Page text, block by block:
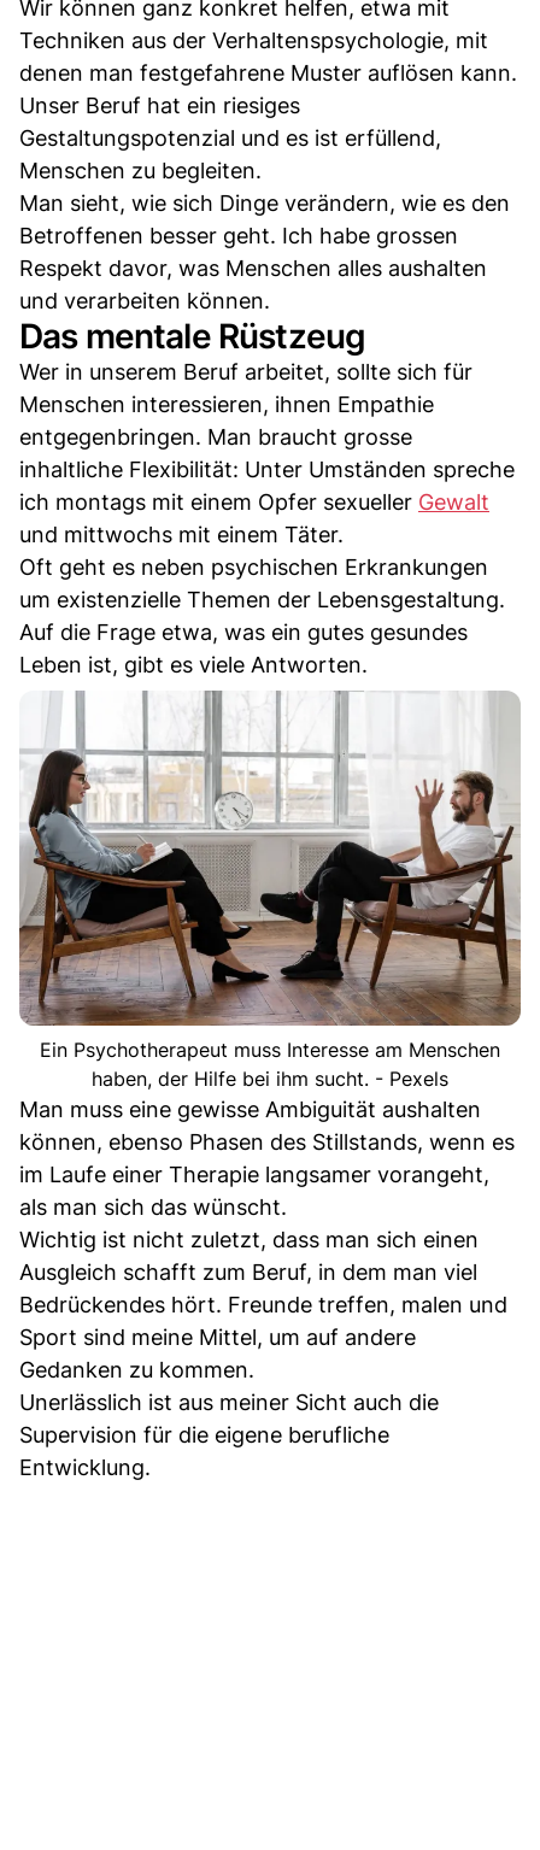
Wir können ganz konkret helfen, etwa mit
Techniken aus der Verhaltenspsychologie, mit
denen man festgefahrene Muster auflösen kann.
Unser Beruf hat ein riesiges
Gestaltungspotenzial und es ist erfüllend,
Menschen zu begleiten.
Man sieht, wie sich Dinge verändern, wie es den
Betroffenen besser geht. Ich habe grossen
Respekt davor, was Menschen alles aushalten
und verarbeiten können.
Das mentale Rüstzeug
Wer in unserem Beruf arbeitet, sollte sich für
Menschen interessieren, ihnen Empathie
entgegenbringen. Man braucht grosse
inhaltliche Flexibilität: Unter Umständen spreche
ich montags mit einem Opfer sexueller Gewalt
und mittwochs mit einem Täter.
Oft geht es neben psychischen Erkrankungen
um existenzielle Themen der Lebensgestaltung.
Auf die Frage etwa, was ein gutes gesundes
Leben ist, gibt es viele Antworten.
Ein Psychotherapeut muss Interesse am Menschen
haben, der Hilfe bei ihm sucht. - Pexels
Man muss eine gewisse Ambiguität aushalten
können, ebenso Phasen des Stillstands, wenn es
im Laufe einer Therapie langsamer vorangeht,
als man sich das wünscht.
Wichtig ist nicht zuletzt, dass man sich einen
Ausgleich schafft zum Beruf, in dem man viel
Bedrückendes hört. Freunde treffen, malen und
Sport sind meine Mittel, um auf andere
Gedanken zu kommen.
Unerlässlich ist aus meiner Sicht auch die
Supervision für die eigene berufliche
Entwicklung.